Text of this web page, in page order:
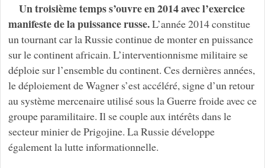
Un troisième temps s’ouvre en 2014 avec l’exercice
manifeste de la puissance russe.L’année 2014 constitue
un tournant car la Russie continue de monter en puissance
sur le continent africain. L’interventionnisme militaire se
déploie sur l’ensemble du continent. Ces dernières années,
le déploiement de Wagner s’est accéléré, signe d’un retour
au système mercenaire utilisé sous la Guerre froide avec ce
groupe paramilitaire. Il se couple aux intérêts dans le
secteur minier de Prigojine. La Russie développe
également la lutte informationnelle.